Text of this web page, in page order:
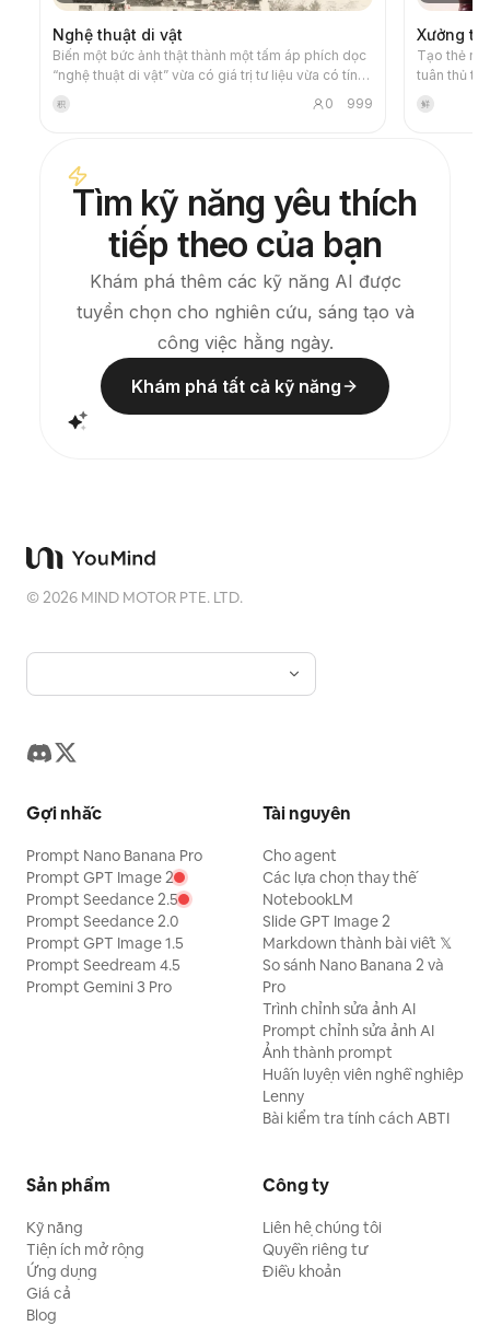
Nghệ thuật di vật
Biến một bức ảnh thật thành một tấm áp phích dọc
“nghệ thuật di vật” vừa có giá trị tư liệu vừa có tính
nghệ thuật: phần trên giữ nguyên bức ảnh gốc
chưa chỉnh sửa, phần dưới dùng nền giấy ấm hoặc
không phải tranh minh họa hay áp phích trang trí
thông thường, mà sử dụng các mảng mực ít, cạnh
mềm, khoảng trống và nét vẽ thưa – để cô đọng
kiến trúc, đô thị, mặt nước, con đường, tỷ lệ con
người, đường chân trời và tương quan sáng tối, nhờ
đó chủ thể vẫn giữ được độ nhận diện ngay cả
trong ảnh thu nhỏ. Tổng thể hình ảnh đề cao sự tĩnh
lặng, tiết chế và chất liệu như bản khắc hiện đại.
Màu sắc được lấy từ ảnh gốc, xoay quanh xanh
dương đậm, đen mực, xanh xám, màu đá hoặc các
gam ấm có độ bão hòa thấp, và đôi khi thêm một
chấm ấm nhỏ. Tiêu đề thường được giữ rất nhỏ, đầy
chất thơ, như nhãn triển lãm, không lấn át. Phù hợp
để làm áp phích nghệ thuật tối giản, bộ sưu tập di
gốc, đồng thời tạo ra một “dấu ấn ký ức” theo một
hệ thống ổn định ở phía dưới, mang lại cho mỗi bức
ảnh một cảm xúc riêng và một bản sắc thị giác có
khả năng mở rộng.
积 0 999
Xưởng
Tạo thẻ
tuân thủ
鲜
Tìm kỹ năng yêu thích
tiếp theo của bạn
Khám phá thêm các kỹ năng AI được
tuyển chọn cho nghiên cứu, sáng tạo và
công việc hằng ngày.
Khám phá tất cả kỹ năng
©2026 MIND MOTOR PTE. LTD.
Gợi nhắc
Prompt Nano Banana Pro
Prompt GPT Image 2
Prompt Seedance 2.5
Prompt Seedance 2.0
Prompt GPT Image 1.5
Prompt Seedream 4.5
Prompt Gemini 3 Pro
Tài nguyên
Cho agent
Các lựa chọn thay thế
NotebookLM
Slide GPT Image 2
Markdown thành bài viết 𝕏
So sánh Nano Banana 2 và
Pro
Trình chỉnh sửa ảnh AI
Prompt chỉnh sửa ảnh AI
Ảnh thành prompt
Huấn luyện viên nghề nghiệp
Lenny
Bài kiểm tra tính cách ABTI
Sản phẩm
Kỹ năng
Tiện ích mở rộng
Ứng dụng
Giá cả
Blog
Công ty
Liên hệ chúng tôi
Quyền riêng tư
Điều khoản